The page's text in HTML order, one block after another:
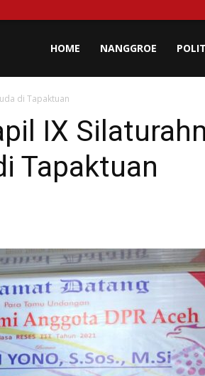
HOME NANGGROE
di Tapaktuan
IX
Tapaktuan